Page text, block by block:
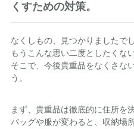
くすための対策。
なくしもの、見つかりましたで
もうこんな思い二度としたくな
そこで、今後貴重品をなくさな
う。
まず、貴重品は徹底的に住所を
バッグや服が変わると、収納場